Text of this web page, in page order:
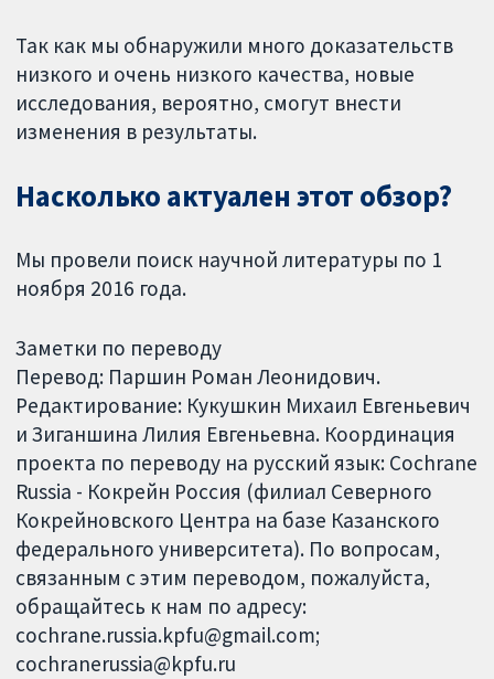
Так как мы обнаружили много доказательств
низкого и очень низкого качества, новые
исследования, вероятно, смогут внести
изменения в результаты.
Насколько актуален этот обзор?
Мы провели поиск научной литературы по 1
ноября 2016 года.
Заметки по переводу
Перевод: Паршин Роман Леонидович.
Редактирование: Кукушкин Михаил Евгеньевич
и Зиганшина Лилия Евгеньевна. Координация
проекта по переводу на русский язык: Cochrane
Russia - Кокрейн Россия (филиал Северного
Кокрейновского Центра на базе Казанского
федерального университета). По вопросам,
связанным с этим переводом, пожалуйста,
обращайтесь к нам по адресу:
cochrane.russia.kpfu@gmail.com;
cochranerussia@kpfu.ru